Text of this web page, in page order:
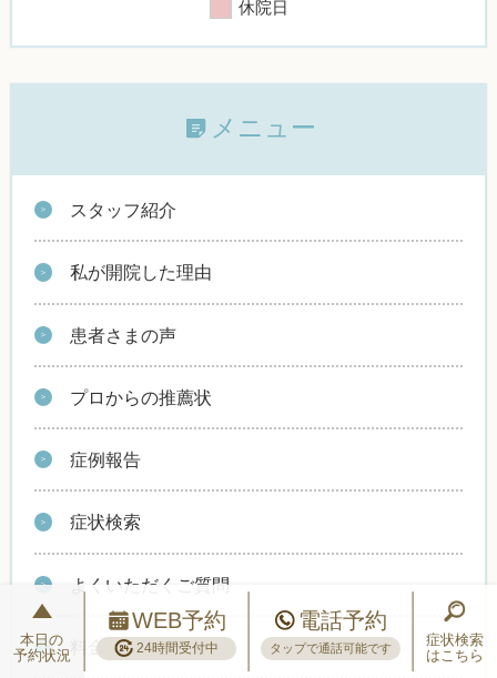
休院日
メニュー
スタッフ紹介
私が開院した理由
患者さまの声
プロからの推薦状
症例報告
症状検索
よくいただくご質問
料金
本日の
予約状況
WEB予約
24時間受付中
電話予約
タップで通話可能です
症状検索
はこちら